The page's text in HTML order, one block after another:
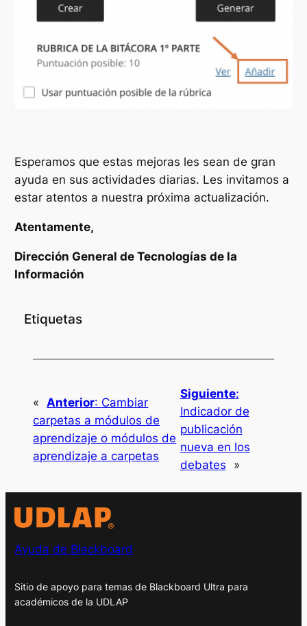
Esperamos que estas mejoras les sean de gran
ayuda en sus actividades diarias. Les invitamos a
estar atentos a nuestra próxima actualización.
Atentamente,
Dirección General de Tecnologías de la
Información
Etiquetas
« Anterior: Cambiar
carpetas a módulos de
aprendizaje o módulos de
aprendizaje a carpetas
Siguiente:
Indicador de
publicación
nueva en los
debates
»
Ayuda de Blackboard
Sitio de apoyo para temas de Blackboard Ultra para
académicos de la UDLAP